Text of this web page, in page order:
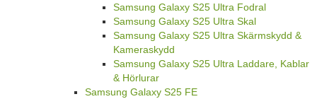
Samsung Galaxy S25 Ultra Fodral
Samsung Galaxy S25 Ultra Skal
Samsung Galaxy S25 Ultra Skärmskydd &
Kameraskydd
Samsung Galaxy S25 Ultra Laddare, Kablar
& Hörlurar
Samsung Galaxy S25 FE